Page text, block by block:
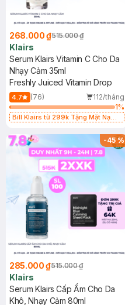
268.000 ₫515.000 ₫
Klairs
Serum Klairs Vitamin C Cho Da
Nhạy Cảm 35ml
Freshly Juiced Vitamin Drop
4.7 (76)
112/tháng
1%
Bill Klairs từ 299k Tặng Mặt Nạ
25ml (SL Có Hạn)
-45%
285.000 ₫515.000 ₫
Klairs
Serum Klairs Cấp Ẩm Cho Da
Khô, Nhạy Cảm 80ml